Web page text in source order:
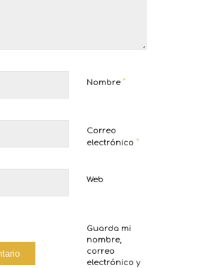
Nombre*
Correo
electrónico *
Web
Guarda mi
nombre,
correo
electrónico y